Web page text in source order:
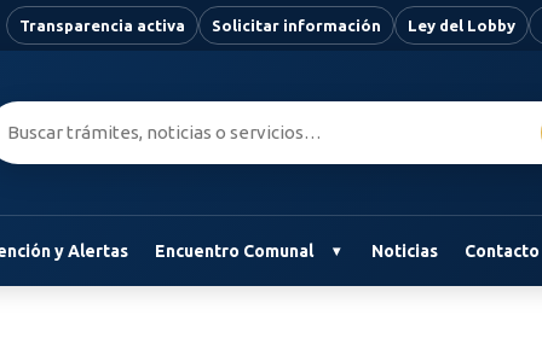
Transparencia activa Solicitar información Ley del Lobby
y Alertas Encuentro Comunal Noticias Contacto